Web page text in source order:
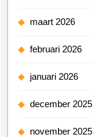
maart 2026
februari 2026
januari 2026
december 2025
november 2025